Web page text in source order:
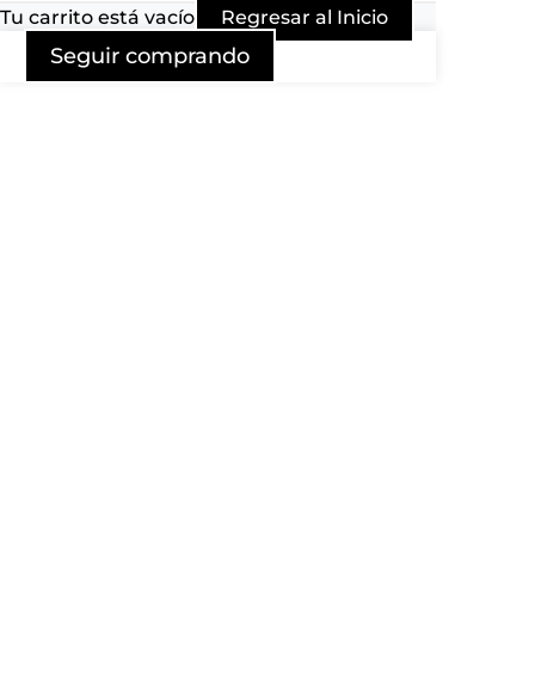
Tu carrito está vacío Regresar al Inicio
Seguir comprando